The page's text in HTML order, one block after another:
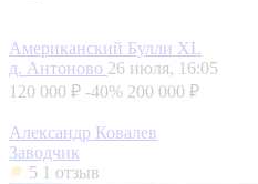
Американский Булли XL
д. Антоново 26 июля, 16:05
120 000 ₽ -40% 200 000 ₽
Александр Ковалев
Заводчик
5 1 отзыв